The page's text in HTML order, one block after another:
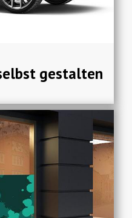
gestalten